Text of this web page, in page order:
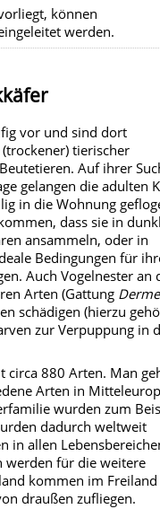
können
werden.
vor und sind dort
tierischer
Auf ihrer
gelangen die adulten
in die Wohnung
dass sie in
ansammeln, oder in
Bedingungen für
Auch Vogelnester an
Arten (Gattung
schädigen (hierzu
zur Verpuppung in
circa 880 Arten. Man
Arten in
wurden zum
dadurch weltweit
in allen
werden für die weitere
kommen im Freiland
draußen zufliegen.